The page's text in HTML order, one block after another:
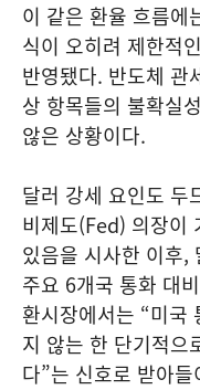
이 같은 환율 흐름에
식이 오히려 제한적
반영됐다. 반도체 관
상 항목들의 불확실
않은 상황이다.
달러 강세 요인도 두
비제도(Fed) 의장이
있음을 시사한 이후,
주요 6개국 통화 대
환시장에서는 “미국
지 않는 한 단기적으
다”는 신호로 받아